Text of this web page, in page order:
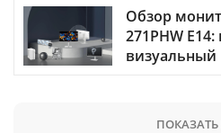
Обзор
271PHW